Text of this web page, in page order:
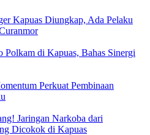
Kapuas Diungkap, Ada Pelaku
di Kapuas, Bahas Sinergi
Perkuat Pembinaan
Jaringan Narkoba dari
Dicokok di Kapuas